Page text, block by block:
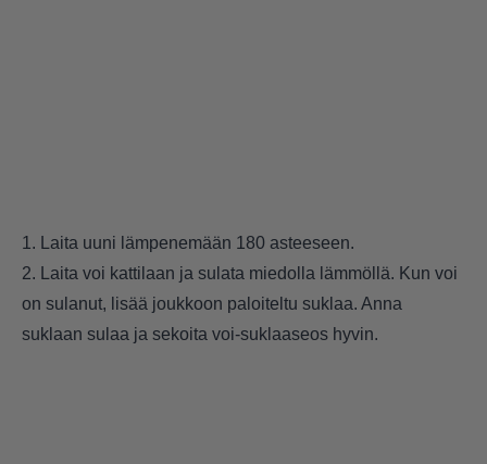
1. Laita uuni lämpenemään 180 asteeseen.
2. Laita voi kattilaan ja sulata miedolla lämmöllä. Kun voi
on sulanut, lisää joukkoon paloiteltu suklaa. Anna
suklaan sulaa ja sekoita voi-suklaaseos hyvin.